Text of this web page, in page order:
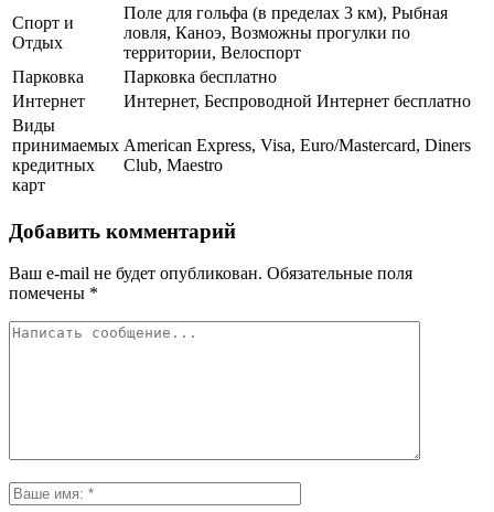
Спорт и
Отдых
Поле для гольфа (в пределах 3 км), Рыбная
ловля, Каноэ, Возможны прогулки по
территории, Велоспорт
Парковка
Парковка бесплатно
Интернет
Интернет, Беспроводной Интернет бесплатно
Виды
принимаемых
кредитных
карт
American Express, Visa, Euro/Mastercard, Diners
Club, Maestro
Добавить комментарий
Ваш e-mail не будет опубликован. Обязательные поля
помечены *